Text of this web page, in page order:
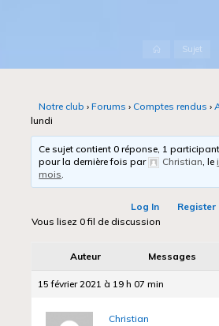
AccueilSujet
Notre club › Forums › Comptes rendus ›
lundi
Ce sujet contient 0 réponse, 1
pour la dernière fois par
Christian, le
mois.
Log In Register
Vous lisez 0 fil de discussion
Auteur Messages
15 février 2021 à 19 h 07 min
Christian